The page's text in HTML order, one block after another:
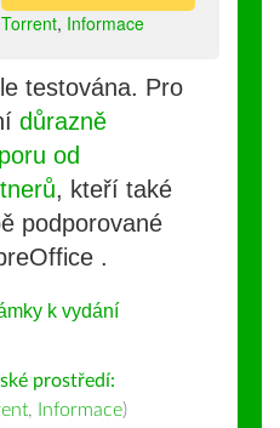
Torrent, Informace
testována. Pro
důrazně
od
, kteří také
podporované
.
k vydání
prostředí:
, Informace)